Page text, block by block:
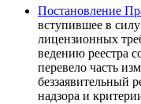
Постановление
вступившее в
лицензионных
ведению реестра
перевело часть
беззаявительный
надзора и